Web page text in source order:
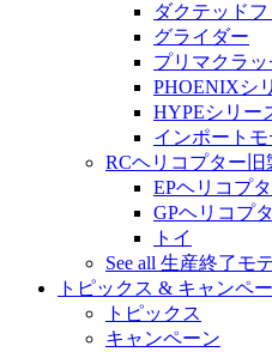
ダクテッド
グライダー
プリマクラ
PHOENIXシ
HYPEシリー
インポート
RCヘリコプター旧
EPヘリコプ
GPヘリコプ
トイ
See all 生産終了モ
トピックス & キャンペ
トピックス
キャンペーン